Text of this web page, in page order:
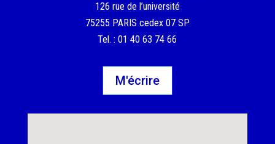
126 rue de l’université
75255 PARIS cedex 07 SP
Tel. : 01 40 63 74 66
M'écrire